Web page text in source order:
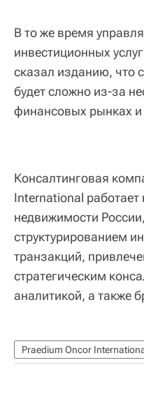
В то же время
инвестиционных
сказал изданию, что
будет сложно из-за
финансовых рынках и
Консалтинговая
International
недвижимости
структурированием
транзакций,
стратегическим
аналитикой, а также
Praedium Oncor